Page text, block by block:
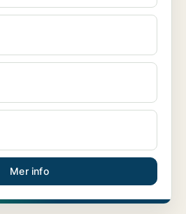
Mer info